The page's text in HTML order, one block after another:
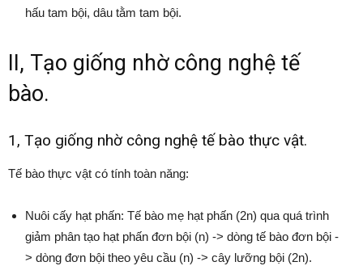
hấu tam bội, dâu tằm tam bội.
II, Tạo giống nhờ công nghệ tế
bào.
1, Tạo giống nhờ công nghệ tế bào thực vật.
Tế bào thực vật có tính toàn năng:
Nuôi cấy hạt phấn: Tế bào mẹ hạt phấn (2n) qua quá trình
giảm phân tạo hạt phấn đơn bội (n) -> dòng tế bào đơn bội -
> dòng đơn bội theo yêu cầu (n) -> cây lưỡng bội (2n).